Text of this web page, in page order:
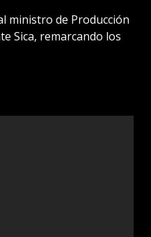
ministro de Producción
Sica, remarcando los